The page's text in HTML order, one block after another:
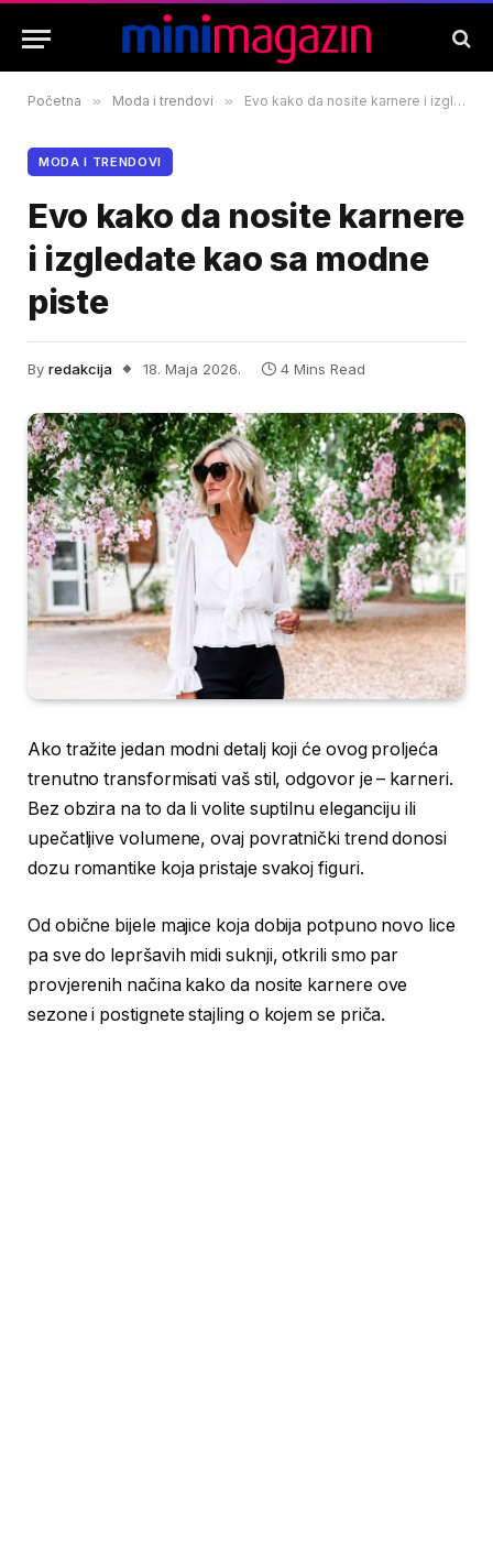
Početna » Moda i trendovi » Evo kako da nosite karnere i izgledate kao sa modne piste
MODA I TRENDOVI
Evo kako da nosite karnere
i izgledate kao sa modne
piste
By redakcija 18. Maja 2026. 4 Mins Read
Ako tražite jedan modni detalj koji će ovog proljeća
trenutno transformisati vaš stil, odgovor je – karneri.
Bez obzira na to da li volite suptilnu eleganciju ili
upečatljive volumene, ovaj povratnički trend donosi
dozu romantike koja pristaje svakoj figuri.
Od obične bijele majice koja dobija potpuno novo lice
pa sve do lepršavih midi suknji, otkrili smo par
provjerenih načina kako da nosite karnere ove
sezone i postignete stajling o kojem se priča.